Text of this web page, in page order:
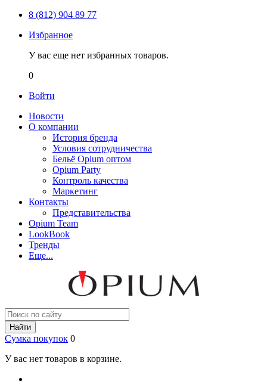
8 (812) 904 89 77
Избранное
У вас еще нет избранных товаров.
0
Войти
Новости
О компании
История бренда
Условия сотрудничества
Бельё Opium оптом
Opium Party
Контроль качества
Маркетинг
Контакты
Представительства
Opium Team
LookBook
Тренды
Еще...
Найти
Сумка покупок 0
У вас нет товаров в корзине.